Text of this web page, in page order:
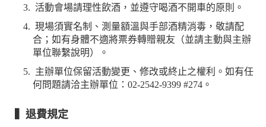
活動會場請理性飲酒，並遵守喝酒不開車的原則。
現場須實名制、測量額溫與手部酒精消毒，敬請配
合；如有身體不適將票券轉贈親友（並請主動與主辦
單位聯繫說明）。
主辦單位保留活動變更、修改或終止之權利。如有任
何問題請洽主辦單位：02-2542-9399 #274。
▍退費規定